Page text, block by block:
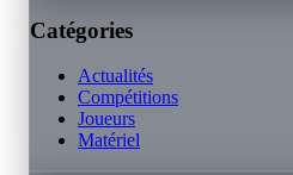
Catégories
Actualités
Compétitions
Joueurs
Matériel